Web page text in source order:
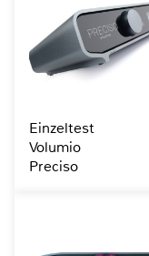
Einzeltest
Volumio
Preciso